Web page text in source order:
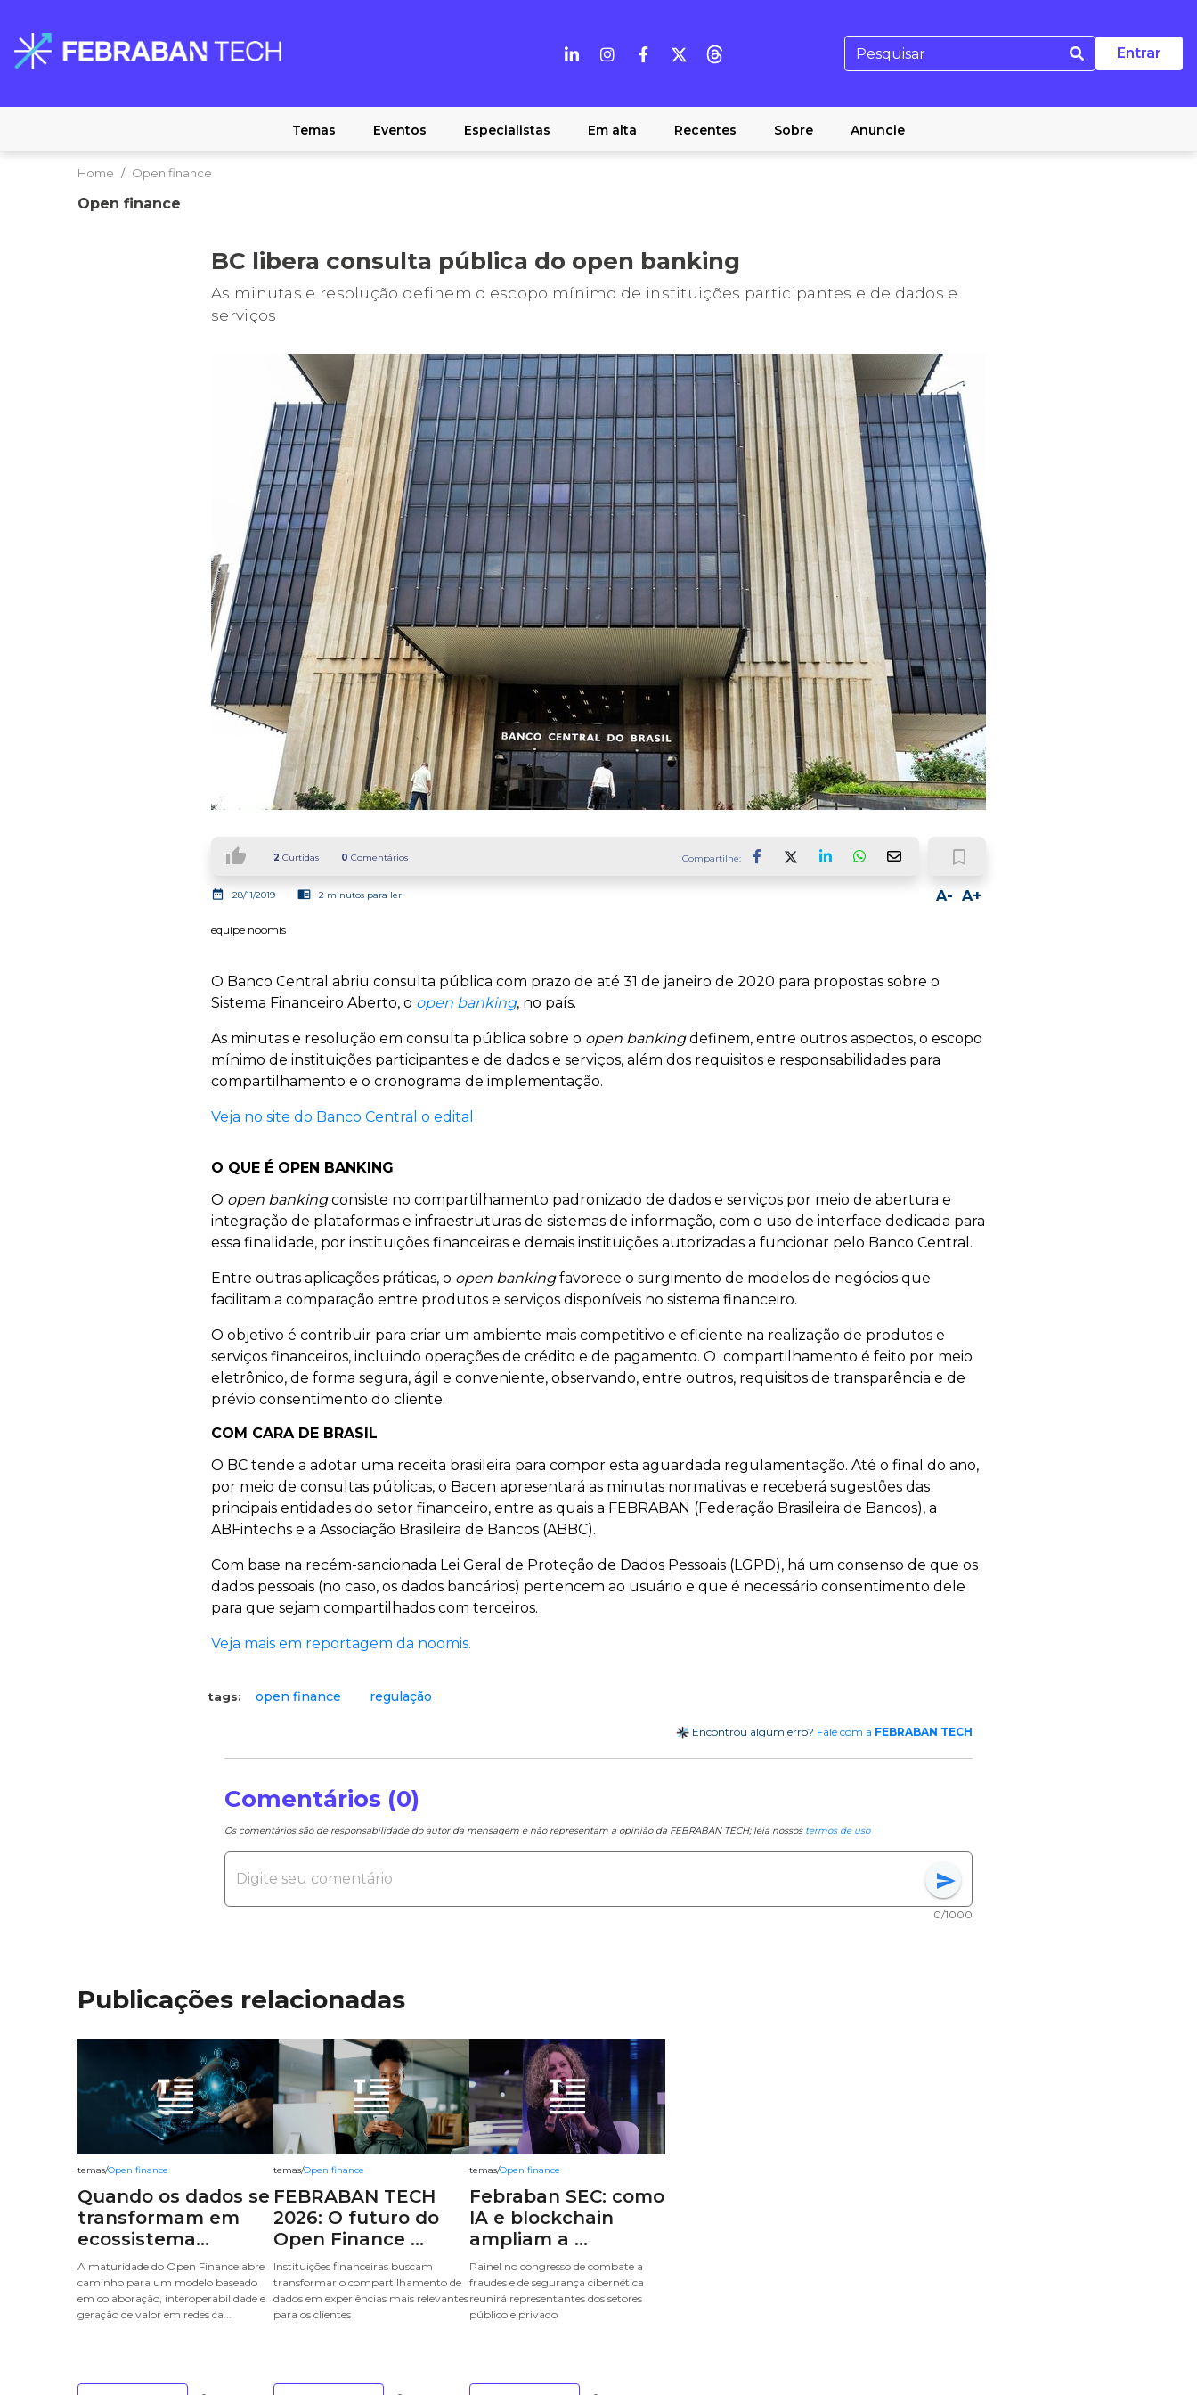
Entrar
Temas Eventos Especialistas Em alta Recentes Sobre Anuncie
Home Open finance
Open finance
BC libera consulta pública do open banking
As minutas e resolução definem o escopo mínimo de instituições participantes e de dados e
serviços
thumb_up 2 Curtidas 0 Comentários Compartilhe: bookmark_border
date_range 28/11/2019 chrome_reader_mode 2 minutos para ler A+
A-
equipe noomis
O Banco Central abriu consulta pública com prazo de até 31 de janeiro de 2020 para propostas sobre o
Sistema Financeiro Aberto, o open banking, no país.
As minutas e resolução em consulta pública sobre o open bankingdefinem, entre outros aspectos, o escopo
mínimo de instituições participantes e de dados e serviços, além dos requisitos e responsabilidades para
compartilhamento e o cronograma de implementação.
Veja no site do Banco Central o edital
O QUE É OPEN BANKING
O open bankingconsiste no compartilhamento padronizado de dados e serviços por meio de abertura e
integração de plataformas e infraestruturas de sistemas de informação, com o uso de interface dedicada para
essa finalidade, por instituições financeiras e demais instituições autorizadas a funcionar pelo Banco Central.
Entre outras aplicações práticas, o open bankingfavorece o surgimento de modelos de negócios que
facilitam a comparação entre produtos e serviços disponíveis no sistema financeiro.
O objetivo é contribuir para criar um ambiente mais competitivo e eficiente na realização de produtos e
serviços financeiros, incluindo operações de crédito e de pagamento. O compartilhamento é feito por meio
eletrônico, de forma segura, ágil e conveniente, observando, entre outros, requisitos de transparência e de
prévio consentimento do cliente.
COM CARA DE BRASIL
O BC tende a adotar uma receita brasileira para compor esta aguardada regulamentação. Até o final do ano,
por meio de consultas públicas, o Bacen apresentará as minutas normativas e receberá sugestões das
principais entidades do setor financeiro, entre as quais a FEBRABAN (Federação Brasileira de Bancos), a
ABFintechs e a Associação Brasileira de Bancos (ABBC).
Com base na recém-sancionada Lei Geral de Proteção de Dados Pessoais (LGPD), há um consenso de que os
dados pessoais (no caso, os dados bancários) pertencem ao usuário e que é necessário consentimento dele
para que sejam compartilhados com terceiros.
Veja mais em reportagem da noomis.
tags: open finance regulação
Encontrou algum erro? Fale com a FEBRABAN TECH
Comentários (0)
Os comentários são de responsabilidade do autor da mensagem e não representam a opinião da FEBRABAN TECH; leia nossos termos de uso
send
0/1000
Publicações relacionadas
temas/Open finance
Quando os dados se
transformam em
ecossistema...
A maturidade do Open Finance abre
caminho para um modelo baseado
em colaboração, interoperabilidade e
geração de valor em redes ca...
temas/Open finance
FEBRABAN TECH
2026: O futuro do
Open Finance ...
Instituições financeiras buscam
transformar o compartilhamento de
dados em experiências mais relevantes
para os clientes
temas/Open finance
Febraban SEC: como
IA e blockchain
ampliam a ...
Painel no congresso de combate a
fraudes e de segurança cibernética
reunirá representantes dos setores
público e privado